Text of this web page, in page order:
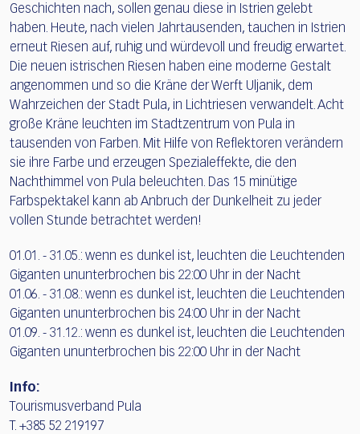
Geschichten nach, sollen genau diese in Istrien gelebt
haben. Heute, nach vielen Jahrtausenden, tauchen in Istrien
erneut Riesen auf, ruhig und würdevoll und freudig erwartet.
Die neuen istrischen Riesen haben eine moderne Gestalt
angenommen und so die Kräne der Werft Uljanik, dem
Wahrzeichen der Stadt Pula, in Lichtriesen verwandelt. Acht
große Kräne leuchten im Stadtzentrum von Pula in
tausenden von Farben. Mit Hilfe von Reflektoren verändern
sie ihre Farbe und erzeugen Spezialeffekte, die den
Nachthimmel von Pula beleuchten. Das 15 minütige
Farbspektakel kann ab Anbruch der Dunkelheit zu jeder
vollen Stunde betrachtet werden!
01.01. - 31.05.: wenn es dunkel ist, leuchten die Leuchtenden
Giganten ununterbrochen bis 22:00 Uhr in der Nacht
01.06. - 31.08.: wenn es dunkel ist, leuchten die Leuchtenden
Giganten ununterbrochen bis 24:00 Uhr in der Nacht
01.09. - 31.12.: wenn es dunkel ist, leuchten die Leuchtenden
Giganten ununterbrochen bis 22:00 Uhr in der Nacht
Info:
Tourismusverband Pula
T. +385 52 219197